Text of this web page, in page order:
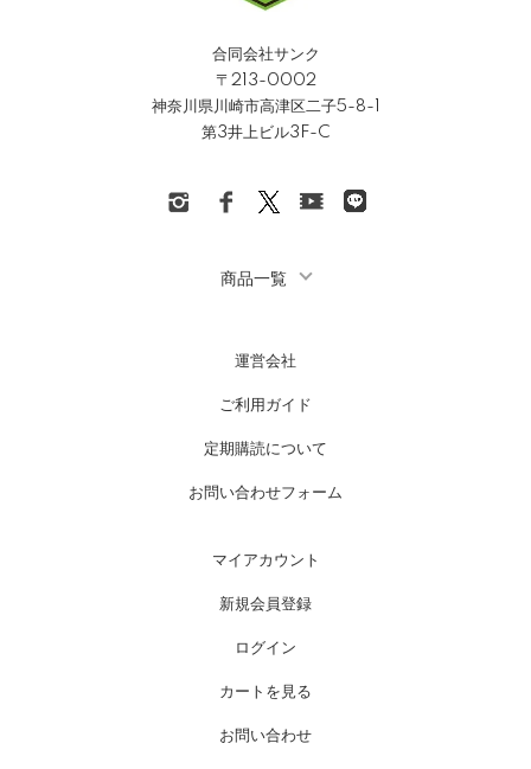
合同会社サンク
〒213-0002
神奈川県川崎市高津区二子5-8-1
第3井上ビル3F-C
商品一覧
運営会社
ご利用ガイド
定期購読について
お問い合わせフォーム
マイアカウント
新規会員登録
ログイン
カートを見る
お問い合わせ